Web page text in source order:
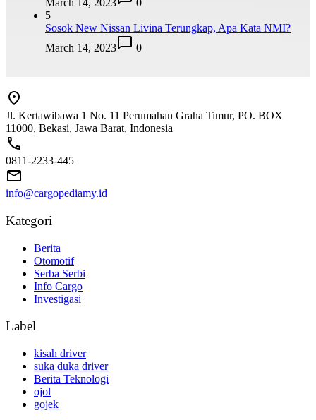
5
Sosok New Nissan Livina Terungkap, Apa Kata NMI?
March 14, 2023
0
Jl. Kertawibawa 1 No. 11 Perumahan Graha Timur, PO. BOX
11000, Bekasi, Jawa Barat, Indonesia
0811-2233-445
info@cargopediamy.id
Kategori
Berita
Otomotif
Serba Serbi
Info Cargo
Investigasi
Label
kisah driver
suka duka driver
Berita Teknologi
ojol
gojek